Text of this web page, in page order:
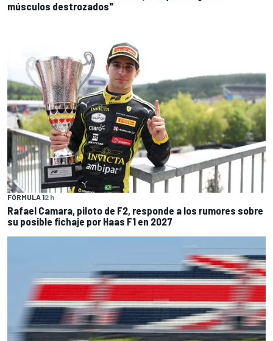
músculos destrozados"
FÓRMULA 12 h
Rafael Camara, piloto de F2, responde a los rumores sobre
su posible fichaje por Haas F1 en 2027